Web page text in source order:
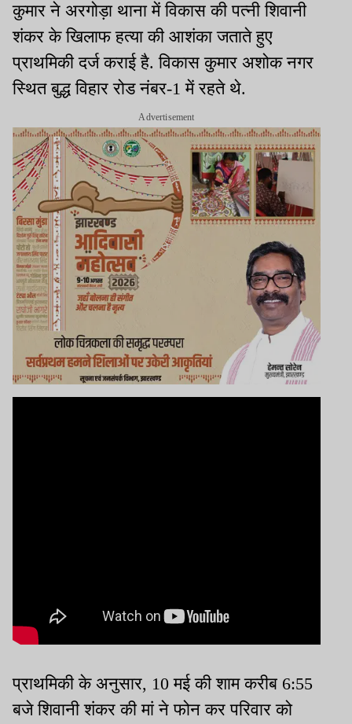
कुमार ने अरगोड़ा थाना में विकास की पत्नी शिवानी
शंकर के खिलाफ हत्या की आशंका जताते हुए
प्राथमिकी दर्ज कराई है. विकास कुमार अशोक नगर
स्थित बुद्ध विहार रोड नंबर-1 में रहते थे.
Advertisement
प्राथमिकी के अनुसार, 10 मई की शाम करीब 6:55
बजे शिवानी शंकर की मां ने फोन कर परिवार को